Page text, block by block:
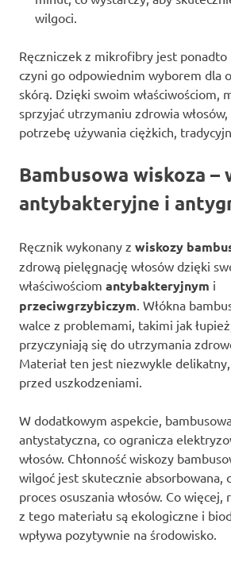
wilgoci.
Ręczniczek z mikrofibry jest ponadto
czyni go odpowiednim wyborem dla
skórą. Dzięki swoim właściwościom,
sprzyjać utrzymaniu zdrowia
potrzebę używania ciężkich,
Bambusowa wiskoza –
antybakteryjne i
Ręcznik wykonany z wiskozy
zdrową pielęgnację włosów dzięki
właściwościom antybakteryjnym i
przeciwgrzybiczym. Włókna
walce z problemami, takimi jak
przyczyniają się do utrzymania
Materiał ten jest niezwykle
przed uszkodzeniami.
W dodatkowym aspekcie,
antystatyczna, co ogranicza
włosów. Chłonność wiskozy
wilgoć jest skutecznie absorbowana,
proces osuszania włosów. Co więcej,
z tego materiału są ekologiczne i
wpływa pozytywnie na środowisko.